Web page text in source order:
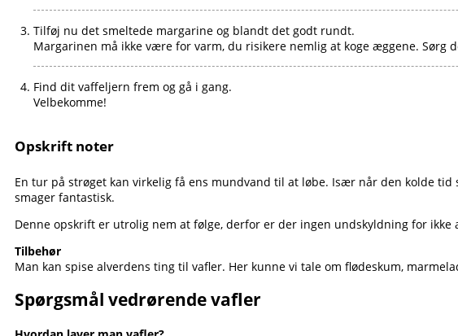
Tilføj nu det smeltede margarine og blandt det godt rundt.
Margarinen må ikke være for varm, du risikere nemlig at koge æggene. Sørg
Find dit vaffeljern frem og gå i gang.
Velbekomme!
Opskrift noter
En tur på strøget kan virkelig få ens mundvand til at løbe. Især når den kolde
smager fantastisk.
Denne opskrift er utrolig nem at følge, derfor er der ingen undskyldning for ikke
Tilbehør
Man kan spise alverdens ting til vafler. Her kunne vi tale om flødeskum,
Spørgsmål vedrørende vafler